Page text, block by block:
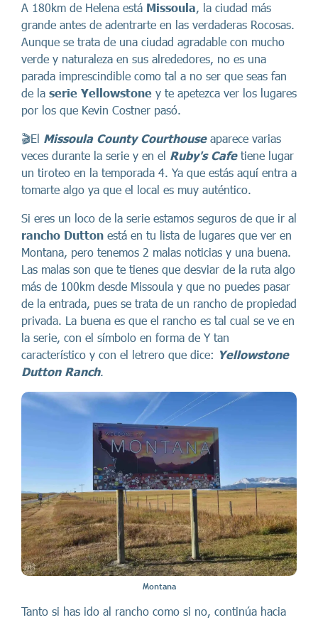
A 180km de Helena está Missoula, la ciudad más
grande antes de adentrarte en las verdaderas Rocosas.
Aunque se trata de una ciudad agradable con mucho
verde y naturaleza en sus alrededores, no es una
parada imprescindible como tal a no ser que seas fan
de la serie Yellowstone y te apetezca ver los lugares
por los que Kevin Costner pasó.
🎬El Missoula County Courthouseaparece varias
veces durante la serie y en el Ruby's Cafetiene lugar
un tiroteo en la temporada 4. Ya que estás aquí entra a
tomarte algo ya que el local es muy auténtico.
Si eres un loco de la serie estamos seguros de que ir al
rancho Dutton está en tu lista de lugares que ver en
Montana, pero tenemos 2 malas noticias y una buena.
Las malas son que te tienes que desviar de la ruta algo
más de 100km desde Missoula y que no puedes pasar
de la entrada, pues se trata de un rancho de propiedad
privada. La buena es que el rancho es tal cual se ve en
la serie, con el símbolo en forma de Y tan
característico y con el letrero que dice: Yellowstone
Dutton Ranch.
Montana
Tanto si has ido al rancho como si no, continúa hacia